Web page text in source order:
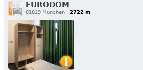
EURODOM
81829 München 2722 m